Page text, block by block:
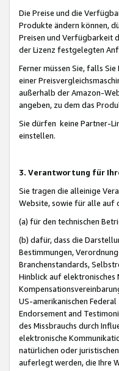
Die Preise und die
Produkte ändern können,
Preisen und Verfügbarkeit
der Lizenz festgelegten
Ferner müssen Sie, falls
einer
außerhalb der Amazon-
angeben, zu dem das
Sie dürfen keine Partner-
einstellen.
3. Verantwortung für
Sie tragen die alleinige
Website, sowie für alle auf
(a) für den technischen
(b) dafür, dass die
Bestimmungen,
Branchenstandards,
Hinblick auf elektronisches
US-amerikanischen
Endorsement and
des Missbrauchs durch
elektronische
natürlichen oder
auferlegt werden, die Ihre